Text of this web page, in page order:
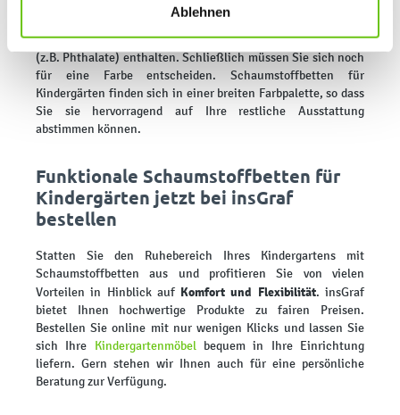
Ablehnen
Hinausklettern erleichtert. Der Kunstlederbezug eines Kita-
oder Krippenschaumbetts sollte hautfreundlich und leicht zu
reinigen sein und keine gesundheitlich bedenklichen Stoffe
(z.B. Phthalate) enthalten. Schließlich müssen Sie sich noch
für eine Farbe entscheiden. Schaumstoffbetten für
Kindergärten finden sich in einer breiten Farbpalette, so dass
Sie sie hervorragend auf Ihre restliche Ausstattung
abstimmen können.
Funktionale Schaumstoffbetten für
Kindergärten jetzt bei insGraf
bestellen
Statten Sie den Ruhebereich Ihres Kindergartens mit
Schaumstoffbetten aus und profitieren Sie von vielen
Vorteilen in Hinblick auf Komfort und Flexibilität. insGraf
bietet Ihnen hochwertige Produkte zu fairen Preisen.
Bestellen Sie online mit nur wenigen Klicks und lassen Sie
sich Ihre Kindergartenmöbelbequem in Ihre Einrichtung
liefern. Gern stehen wir Ihnen auch für eine persönliche
Beratung zur Verfügung.